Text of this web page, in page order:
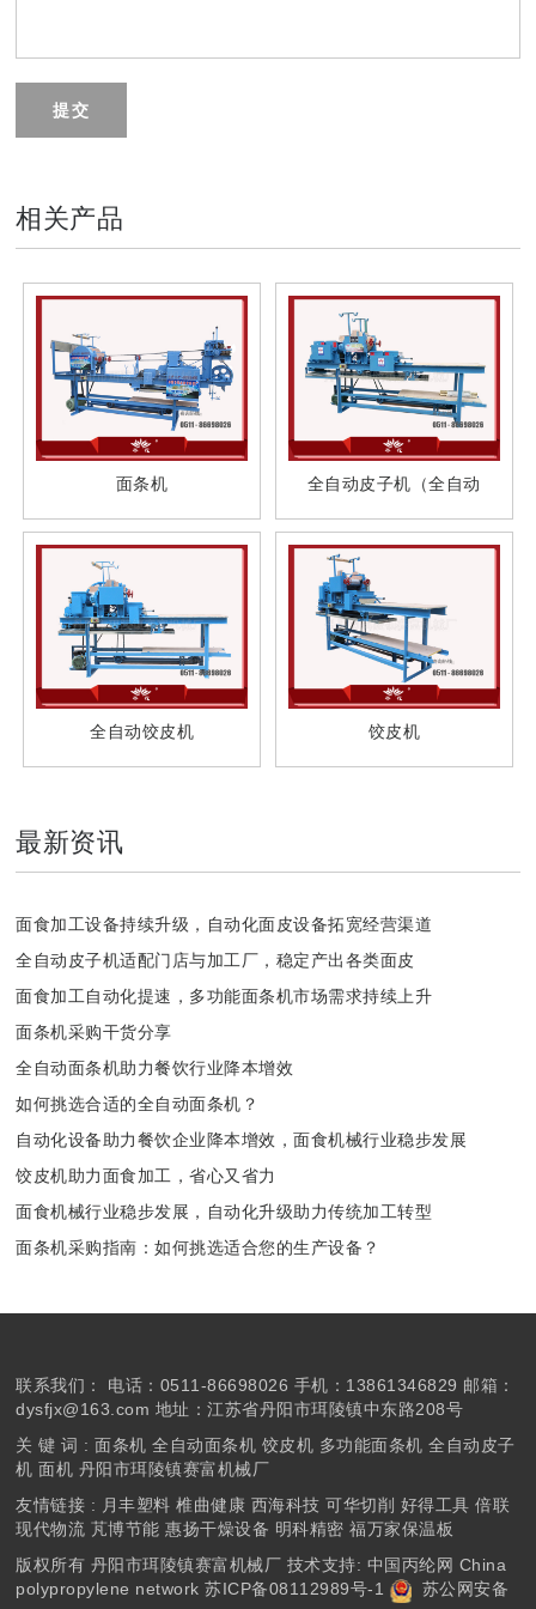
提交
相关产品
面条机 全自动皮子机（全自动
全自动饺皮机 饺皮机
最新资讯
面食加工设备持续升级，自动化面皮设备拓宽经营渠道
全自动皮子机适配门店与加工厂，稳定产出各类面皮
面食加工自动化提速，多功能面条机市场需求持续上升
面条机采购干货分享
全自动面条机助力餐饮行业降本增效
如何挑选合适的全自动面条机？
自动化设备助力餐饮企业降本增效，面食机械行业稳步发展
饺皮机助力面食加工，省心又省力
面食机械行业稳步发展，自动化升级助力传统加工转型
面条机采购指南：如何挑选适合您的生产设备？
联系我们：
电话：0511-86698026 手机：13861346829 邮箱：
dysfjx@163.com 地址：江苏省丹阳市珥陵镇中东路208号
关 键 词 : 面条机 全自动面条机 饺皮机 多功能面条机 全自动皮子
机面机 丹阳市珥陵镇赛富机械厂
友情链接 : 月丰塑料 椎曲健康 西海科技 可华切削 好得工具 倍联
现代物流 芃博节能 惠扬干燥设备 明科精密 福万家保温板
版权所有 丹阳市珥陵镇赛富机械厂 技术支持: 中国丙纶网 China
polypropylene network 苏ICP备08112989号-1
苏公网安备